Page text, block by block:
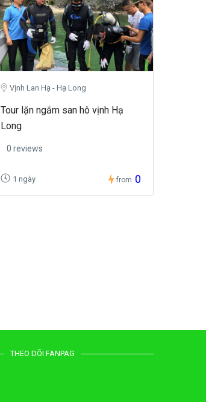
Vịnh Lan Hạ - Hạ Long
Tour lặn ngắm san hô vịnh Hạ
Long
0 reviews
1 ngày from 0
THEO DÕI FANPAG